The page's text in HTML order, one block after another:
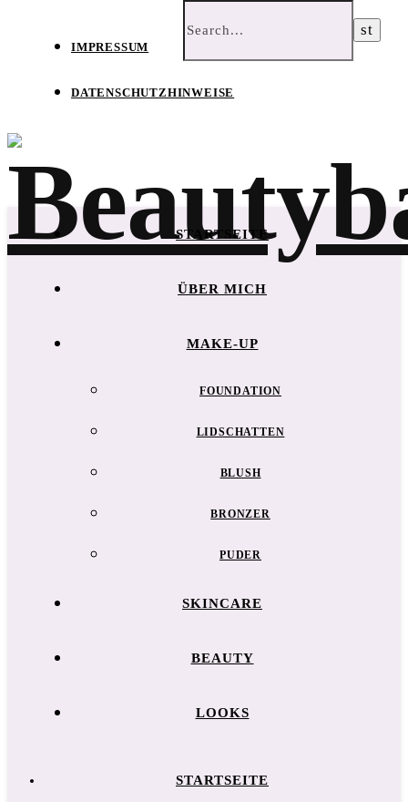
IMPRESSUM
DATENSCHUTZHINWEISE
STARTSEITE
ÜBER MICH
MAKE-UP
FOUNDATION
LIDSCHATTEN
BLUSH
BRONZER
PUDER
SKINCARE
BEAUTY
LOOKS
STARTSEITE